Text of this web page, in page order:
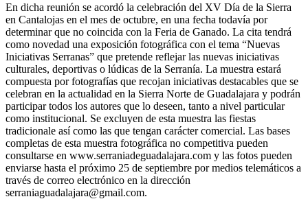
En dicha reunión se acordó la celebración del XV Día de la Sierra
en Cantalojas en el mes de octubre, en una fecha todavía por
determinar que no coincida con la Feria de Ganado. La cita tendrá
como novedad una exposición fotográfica con el tema “Nuevas
Iniciativas Serranas” que pretende reflejar las nuevas iniciativas
culturales, deportivas o lúdicas de la Serranía. La muestra estará
compuesta por fotografías que recojan iniciativas destacables que se
celebran en la actualidad en la Sierra Norte de Guadalajara y podrán
participar todos los autores que lo deseen, tanto a nivel particular
como institucional. Se excluyen de esta muestra las fiestas
tradicionale así como las que tengan carácter comercial. Las bases
completas de esta muestra fotográfica no competitiva pueden
consultarse en www.serraniadeguadalajara.com y las fotos pueden
enviarse hasta el próximo 25 de septiembre por medios telemáticos a
través de correo electrónico en la dirección
serraniaguadalajara@gmail.com.